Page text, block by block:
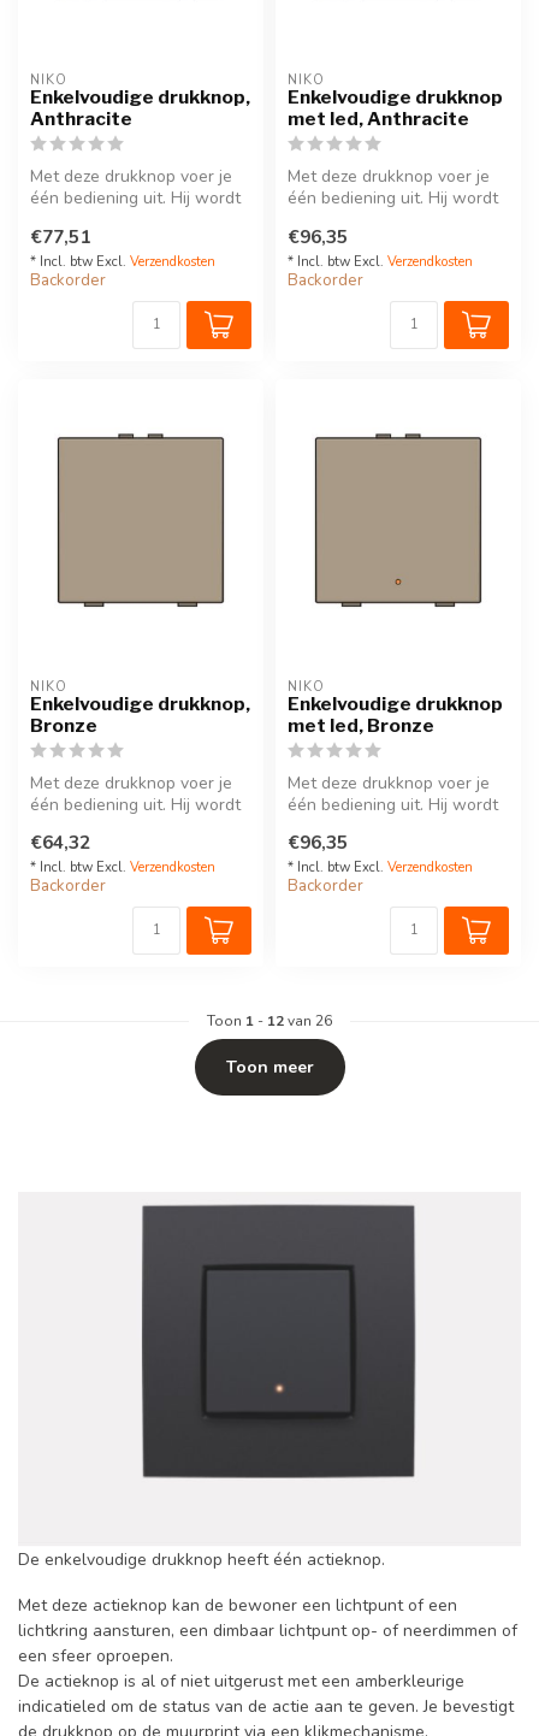
NIKO
Enkelvoudige drukknop,
Anthracite
Met deze drukknop voer je
één bediening uit. Hij wordt
€77,51
* Incl. btw Excl. Verzendkosten
Backorder
NIKO
Enkelvoudige drukknop
met led, Anthracite
Met deze drukknop voer je
één bediening uit. Hij wordt
€96,35
* Incl. btw Excl. Verzendkosten
Backorder
NIKO
Enkelvoudige drukknop,
Bronze
Met deze drukknop voer je
één bediening uit. Hij wordt
€64,32
* Incl. btw Excl. Verzendkosten
Backorder
NIKO
Enkelvoudige drukknop
met led, Bronze
Met deze drukknop voer je
één bediening uit. Hij wordt
€96,35
* Incl. btw Excl. Verzendkosten
Backorder
Toon 1 - 12van 26
Toon meer
De enkelvoudige drukknop heeft één actieknop.
Met deze actieknop kan de bewoner een lichtpunt of een
lichtkring aansturen, een dimbaar lichtpunt op- of neerdimmen of
een sfeer oproepen.
De actieknop is al of niet uitgerust met een amberkleurige
indicatieled om de status van de actie aan te geven. Je bevestigt